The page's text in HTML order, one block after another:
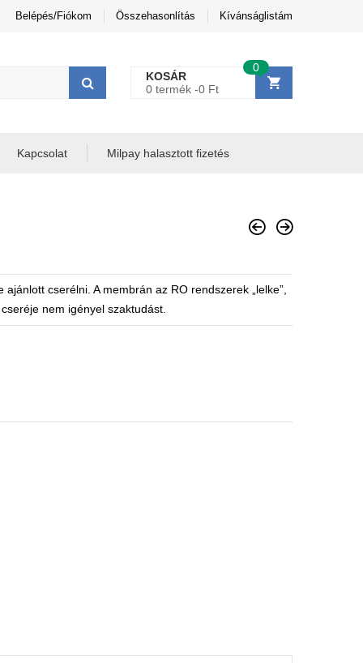
Belépés/Fiókom Összehasonlítás Kívánságlistám
KOSÁR
0 termék -0 Ft
0
Kapcsolat Milpay halasztott fizetés
cserélni. A membrán az RO rendszerek „lelke”,
nem igényel szaktudást.